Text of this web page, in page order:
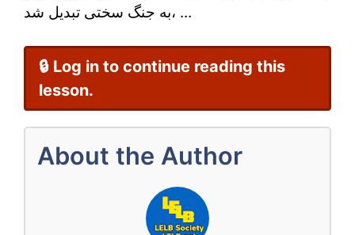
به
و
به جنگ سختی تبدیل شد، ...
🔒 Log in to continue reading this
lesson.
About the Author